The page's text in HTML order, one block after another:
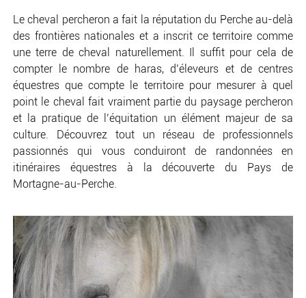
Le cheval percheron a fait la réputation du Perche au-delà
des frontières nationales et a inscrit ce territoire comme
une terre de cheval naturellement. Il suffit pour cela de
compter le nombre de haras, d’éleveurs et de centres
équestres que compte le territoire pour mesurer à quel
point le cheval fait vraiment partie du paysage percheron
et la pratique de l’équitation un élément majeur de sa
culture. Découvrez tout un réseau de professionnels
passionnés qui vous conduiront de randonnées en
itinéraires équestres à la découverte du Pays de
Mortagne-au-Perche.